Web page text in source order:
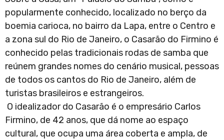
popularmente conhecido, localizado no berço da
boemia carioca, no bairro da Lapa, entre o Centro e
a zona sul do Rio de Janeiro, o Casarão do Firmino é
conhecido pelas tradicionais rodas de samba que
reúnem grandes nomes do cenário musical, pessoas
de todos os cantos do Rio de Janeiro, além de
turistas brasileiros e estrangeiros.
O idealizador do Casarão é o empresário Carlos
Firmino, de 42 anos, que dá nome ao espaço
cultural, que ocupa uma área coberta e ampla, de